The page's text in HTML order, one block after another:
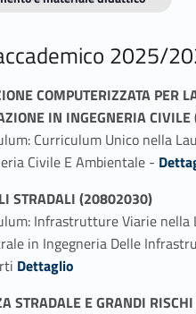
2025/
COMPUTERIZZATA PER
IN INGEGNERIA
Curriculum Unico nella
Civile E Ambientale - Link identifier #identifier_person_197308-1
STRADALI (20802030)
Infrastrutture Viarie nella
in Ingegneria Delle
Link identifier #identifier_person_197620-1
Dettaglio
STRADALE E GRANDI